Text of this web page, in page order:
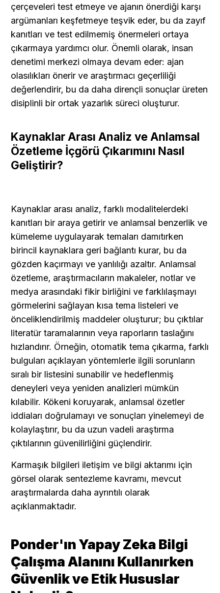
çerçeveleri test etmeye ve ajanın önerdiği karşı
argümanları keşfetmeye teşvik eder, bu da zayıf
kanıtları ve test edilmemiş önermeleri ortaya
çıkarmaya yardımcı olur. Önemli olarak, insan
denetimi merkezi olmaya devam eder: ajan
olasılıkları önerir ve araştırmacı geçerliliği
değerlendirir, bu da daha dirençli sonuçlar üreten
disiplinli bir ortak yazarlık süreci oluşturur.
Kaynaklar Arası Analiz ve Anlamsal
Özetleme İçgörü Çıkarımını Nasıl
Geliştirir?
Kaynaklar arası analiz, farklı modalitelerdeki
kanıtları bir araya getirir ve anlamsal benzerlik ve
kümeleme uygulayarak temaları damıtırken
birincil kaynaklara geri bağlantı kurar, bu da
gözden kaçırmayı ve yanlılığı azaltır. Anlamsal
özetleme, araştırmacıların makaleler, notlar ve
medya arasındaki fikir birliğini ve farklılaşmayı
görmelerini sağlayan kısa tema listeleri ve
önceliklendirilmiş maddeler oluşturur; bu çıktılar
literatür taramalarının veya raporların taslağını
hızlandırır. Örneğin, otomatik tema çıkarma, farklı
bulguları açıklayan yöntemlerle ilgili sorunların
sıralı bir listesini sunabilir ve hedeflenmiş
deneyleri veya yeniden analizleri mümkün
kılabilir. Kökeni koruyarak, anlamsal özetler
iddiaları doğrulamayı ve sonuçları yinelemeyi de
kolaylaştırır, bu da uzun vadeli araştırma
çıktılarının güvenilirliğini güçlendirir.
Karmaşık bilgileri iletişim ve bilgi aktarımı için
görsel olarak sentezleme kavramı, mevcut
araştırmalarda daha ayrıntılı olarak
açıklanmaktadır.
Ponder'ın Yapay Zeka Bilgi
Çalışma Alanını Kullanırken
Güvenlik ve Etik Hususlar